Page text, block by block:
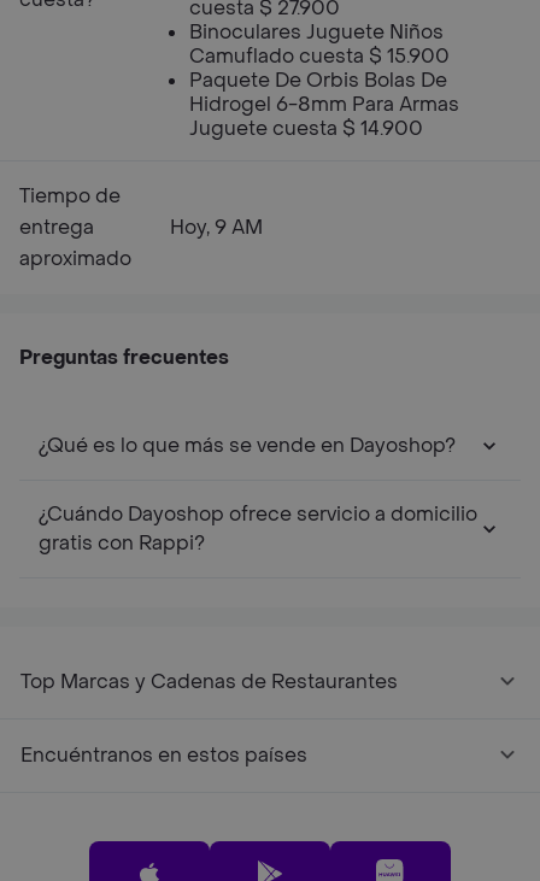
cuesta $ 27.900
Binoculares Juguete Niños
Camuflado cuesta $ 15.900
Paquete De Orbis Bolas De
Hidrogel 6-8mm Para Armas
Juguete cuesta $ 14.900
Tiempo de
entrega
aproximado
Hoy, 9 AM
Preguntas frecuentes
¿Qué es lo que más se vende en Dayoshop?
¿Cuándo Dayoshop ofrece servicio a domicilio
gratis con Rappi?
Top Marcas y Cadenas de Restaurantes
Encuéntranos en estos países